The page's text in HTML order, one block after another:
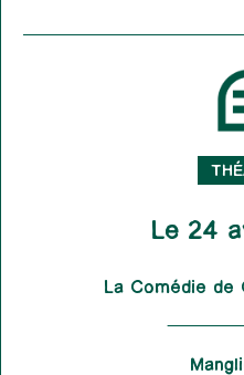
Le 24
La Comédie de